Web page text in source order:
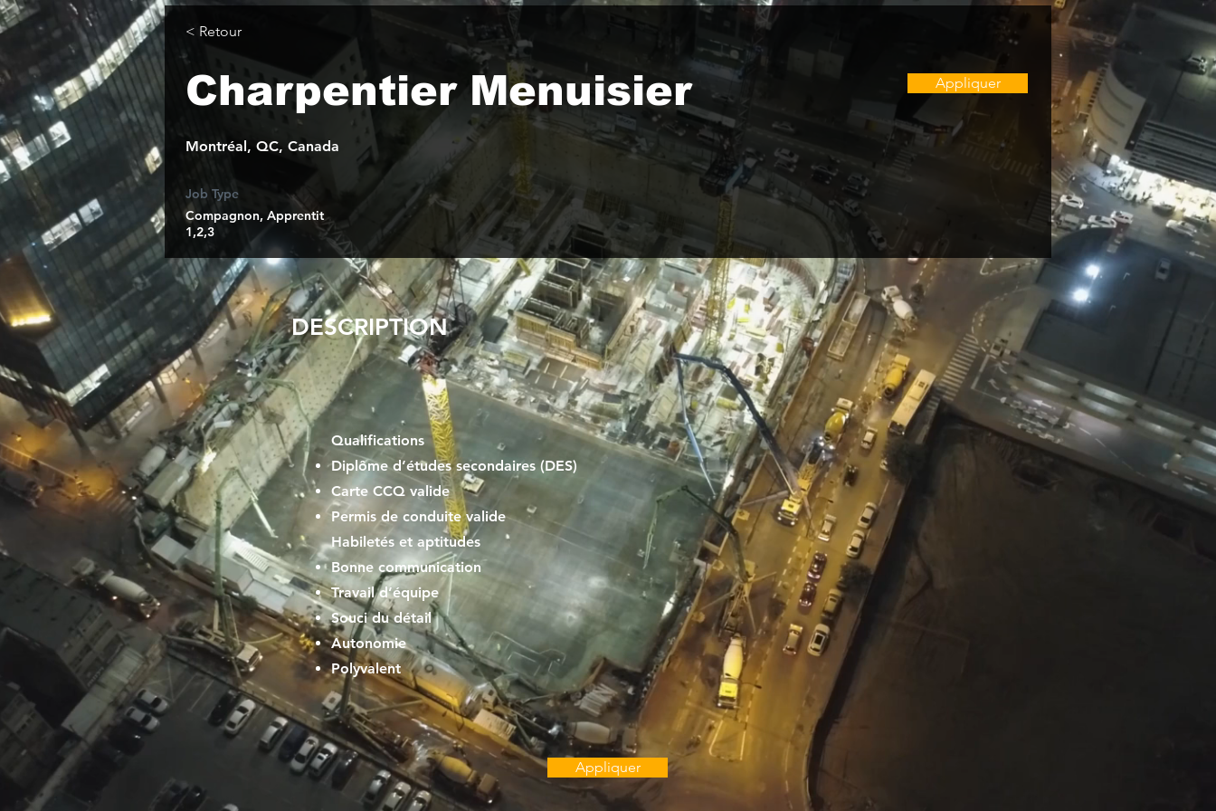
< Retour
Charpentier Menuisier Appliquer
Montréal, QC, Canada
Job Type
Compagnon, Apprentit
1,2,3
DESCRIPTION
Qualifications
Diplôme d’études secondaires (DES)
Carte CCQ valide
Permis de conduite valide
Habiletés et aptitudes
Bonne communication
Travail d’équipe
Souci du détail
Autonomie
Polyvalent
Appliquer